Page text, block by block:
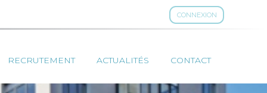
CONNEXION
RECRUTEMENT ACTUALITÉS CONTACT